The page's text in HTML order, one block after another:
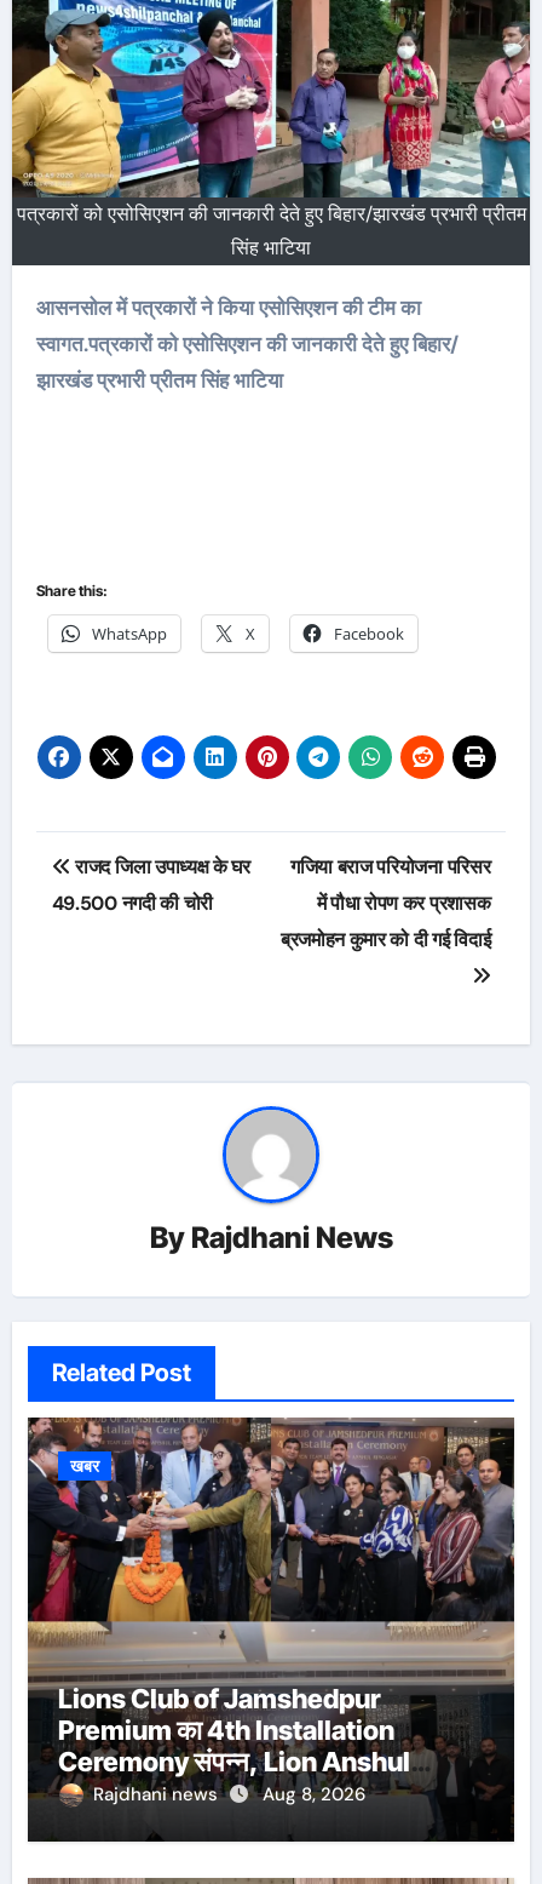
पत्रकारों को एसोसिएशन की जानकारी देते हुए बिहार/झारखंड प्रभारी प्रीतम
सिंह भाटिया
आसनसोल में पत्रकारों ने किया एसोसिएशन की टीम का
स्वागत.पत्रकारों को एसोसिएशन की जानकारी देते हुए बिहार/
झारखंड प्रभारी प्रीतम सिंह भाटिया
Share this:
WhatsApp X Facebook
Post
navigation
राजद जिला उपाध्यक्ष के घर
49.500 नगदी की चोरी
गजिया बराज परियोजना परिसर
में पौधा रोपण कर प्रशासक
ब्रजमोहन कुमार को दी गई विदाई
By Rajdhani News
Related Post
खबर
Lions Club of Jamshedpur
Premium का 4th Installation
Ceremony संपन्न, Lion Anshul
Ringasia ने संभाला अध्यक्ष पद
Rajdhani news Aug 8, 2026